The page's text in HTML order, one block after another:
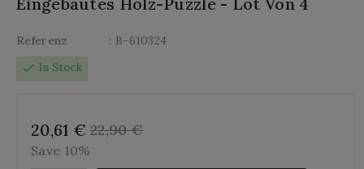
Referenz
: B-610324
check In Stock
20,61 € 22,90 €
Save 10%